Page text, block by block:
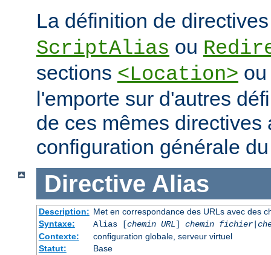
La définition de
ScriptAlias ou
sections <Location>
l'emporte sur d'autres
de ces mêmes directives
configuration générale
Directive Alias
Description: Met en correspondance des URLs avec des
Syntaxe:
Alias [chemin URL] chemin fichier|
Contexte:
configuration globale, serveur virtuel
Statut:
Base